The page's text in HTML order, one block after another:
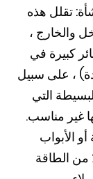
هذه
،
في
على سبيل
التي
مناسب.
إلى 70٪ من الطاقة